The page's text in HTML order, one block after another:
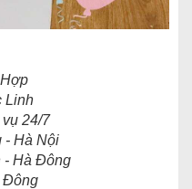
Linh
24/7
- Hà Nội
- Hà Đông
Đông